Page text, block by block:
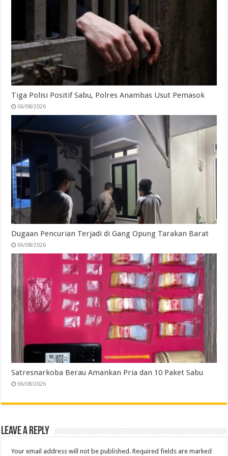
Tiga Polisi Positif Sabu, Polres Anambas Usut Pemasok
06/08/2026
Dugaan Pencurian Terjadi di Gang Opung Tarakan Barat
06/08/2026
Satresnarkoba Berau Amankan Pria dan 10 Paket Sabu
06/08/2026
Leave a Reply
Your email address will not be published. Required fields are marked